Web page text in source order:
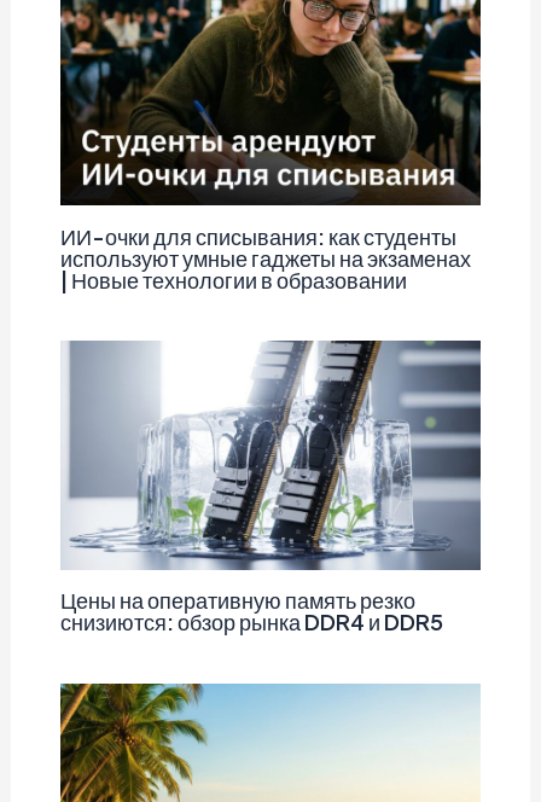
ИИ-очки для списывания: как студенты
используют умные гаджеты на экзаменах
| Новые технологии в образовании
Цены на оперативную память резко
снизиются: обзор рынка DDR4 и DDR5